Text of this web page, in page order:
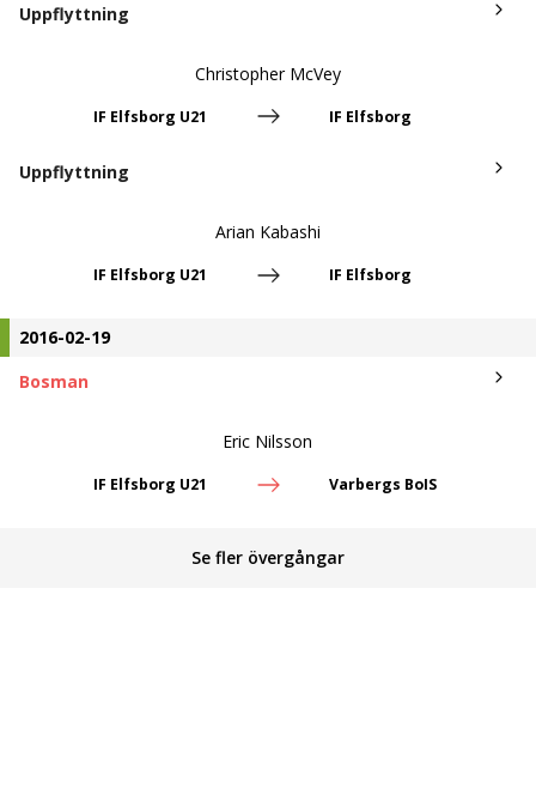
Uppflyttning
Christopher McVey
IF Elfsborg U21 IF Elfsborg
Uppflyttning
Arian Kabashi
IF Elfsborg U21 IF Elfsborg
2016-02-19
Bosman
Eric Nilsson
IF Elfsborg U21 Varbergs BoIS
Se fler övergångar